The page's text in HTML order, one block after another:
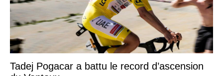
Tadej Pogacar a battu le record d’ascension